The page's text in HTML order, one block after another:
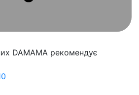
DAMAMA рекомендує